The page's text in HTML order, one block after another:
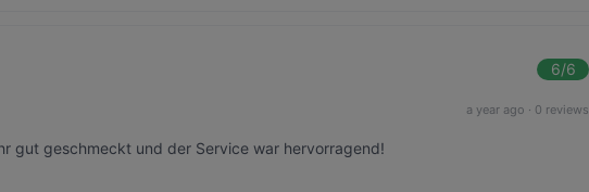
6/6
a year ago · 0 reviews
gut geschmeckt und der Service war hervorragend!